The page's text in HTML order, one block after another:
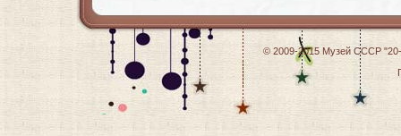
© 2009-2015 Музей СССР